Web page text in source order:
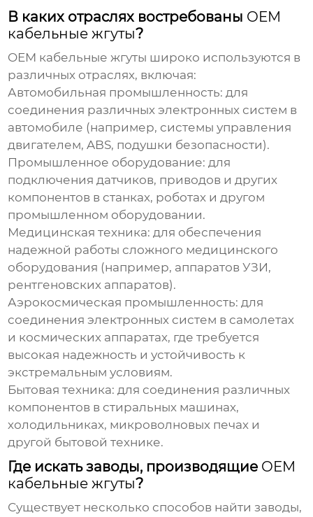
В каких отраслях востребованы OEM
кабельные жгуты?
OEM кабельные жгуты широко используются в
различных отраслях, включая:
Автомобильная промышленность: для
соединения различных электронных систем в
автомобиле (например, системы управления
двигателем, ABS, подушки безопасности).
Промышленное оборудование: для
подключения датчиков, приводов и других
компонентов в станках, роботах и другом
промышленном оборудовании.
Медицинская техника: для обеспечения
надежной работы сложного медицинского
оборудования (например, аппаратов УЗИ,
рентгеновских аппаратов).
Аэрокосмическая промышленность: для
соединения электронных систем в самолетах
и космических аппаратах, где требуется
высокая надежность и устойчивость к
экстремальным условиям.
Бытовая техника: для соединения различных
компонентов в стиральных машинах,
холодильниках, микроволновых печах и
другой бытовой технике.
Где искать заводы, производящие OEM
кабельные жгуты?
Существует несколько способов найти заводы,